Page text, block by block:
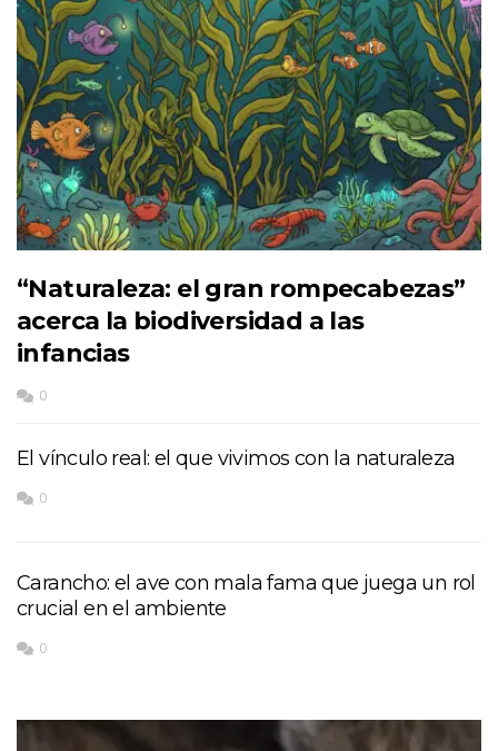
“Naturaleza: el gran rompecabezas”
acerca la biodiversidad a las
infancias
0
El vínculo real: el que vivimos con la naturaleza
0
Carancho: el ave con mala fama que juega un rol
crucial en el ambiente
0